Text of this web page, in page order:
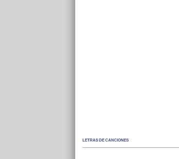
LETRAS DE CANCIONES